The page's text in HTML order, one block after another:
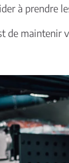
à prendre
de maintenir